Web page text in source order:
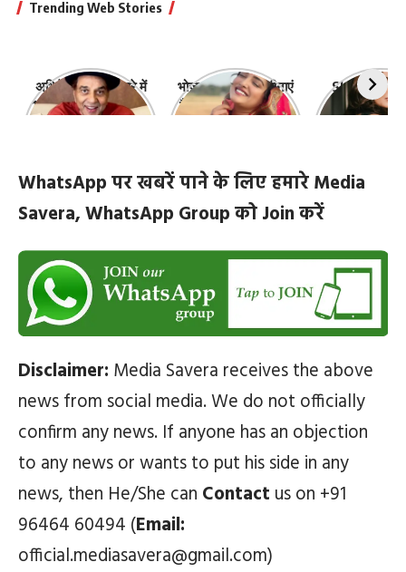
Trending Web Stories
अभिनेता धर्मेंद्र के बारे में
10 रोचक बातें, जिनके बारे
भोजपुरी की ये 10 हसीनाएं
हैं सबसे खूबसूरत | top-
Shefali
‘कांटा लगा
WhatsApp पर खबरें पाने के लिए हमारे Media
Savera, WhatsApp Group को Join करें
Disclaimer: Media Savera receives the above
news from social media. We do not officially
confirm any news. If anyone has an objection
to any news or wants to put his side in any
news, then He/She can Contact us on +91
96464 60494 (Email:
official.mediasavera@gmail.com)